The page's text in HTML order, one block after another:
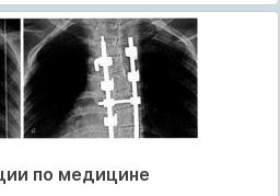
по медицине